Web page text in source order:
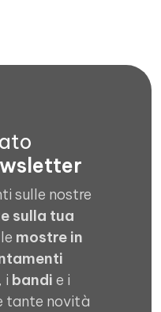
sulle nostre
sulla tua
mostre in
, i bandi e i
tante novità